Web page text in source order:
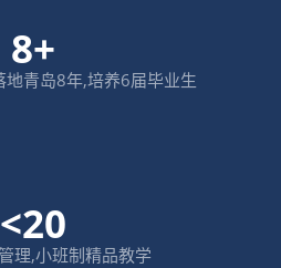
8+
地青岛8年,培养6届毕业生
<20
理,小班制精品教学